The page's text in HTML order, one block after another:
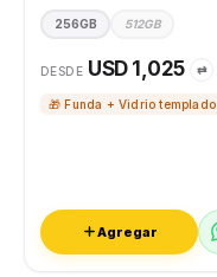
256GB 512GB
DESDE USD 1,025 ⇄
🎁 Funda + Vidrio templado
Agregar